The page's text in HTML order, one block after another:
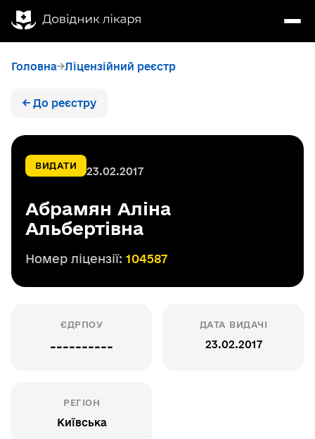
Головна Ліцензійний реєстр
← До реєстру
ВИДАТИ 23.02.2017
Абрамян Аліна
Альбертівна
Номер ліцензії: 104587
ЄДРПОУ
----------
ДАТА ВИДАЧІ
23.02.2017
РЕГІОН
Київська